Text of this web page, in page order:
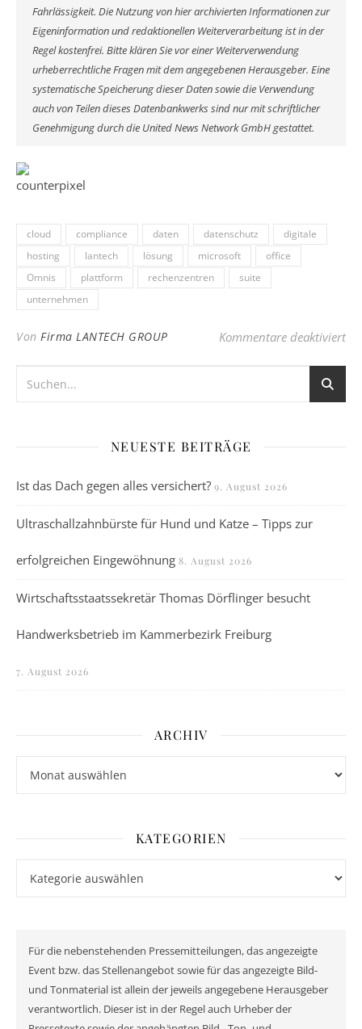
Fahrlässigkeit. Die Nutzung von hier archivierten Informationen zur
Eigeninformation und redaktionellen Weiterverarbeitung ist in der
Regel kostenfrei. Bitte klären Sie vor einer Weiterverwendung
urheberrechtliche Fragen mit dem angegebenen Herausgeber. Eine
systematische Speicherung dieser Daten sowie die Verwendung
auch von Teilen dieses Datenbankwerks sind nur mit schriftlicher
Genehmigung durch die United News Network GmbH gestattet.
cloud compliance daten datenschutz
digitale
hosting
lantech lösung microsoft
office
Omnis
plattform rechenzentren
suite
unternehmen
Von Firma LANTECH GROUP Kommentare deaktiviertfür
NEUESTE BEITRÄGE
Ist das Dach gegen alles versichert? 9. August 2026
Ultraschallzahnbürste für Hund und Katze – Tipps zur
erfolgreichen Eingewöhnung 8. August 2026
Wirtschaftsstaatssekretär Thomas Dörflinger besucht
Handwerksbetrieb im Kammerbezirk Freiburg
7. August 2026
ARCHIV
KATEGORIEN
Für die nebenstehenden Pressemitteilungen, das angezeigte
Event bzw. das Stellenangebot sowie für das angezeigte Bild-
und Tonmaterial ist allein der jeweils angegebene Herausgeber
verantwortlich. Dieser ist in der Regel auch Urheber der